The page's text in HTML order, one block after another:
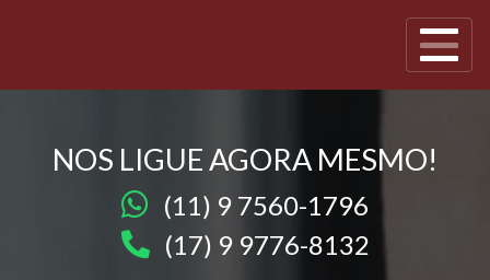
NOS LIGUE AGORA MESMO!
(11) 9 7560-1796
(17) 9 9776-8132